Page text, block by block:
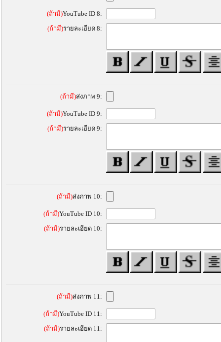
(ถ้ามี)YouTube ID 8:
(ถ้ามี)รายละเอียด 8:
(ถ้ามี)ส่งภาพ 9:
(ถ้ามี)YouTube ID 9:
(ถ้ามี)รายละเอียด 9:
(ถ้ามี)ส่งภาพ 10:
(ถ้ามี)YouTube ID 10:
(ถ้ามี)รายละเอียด 10:
(ถ้ามี)ส่งภาพ 11:
(ถ้ามี)YouTube ID 11:
(ถ้ามี)รายละเอียด 11: